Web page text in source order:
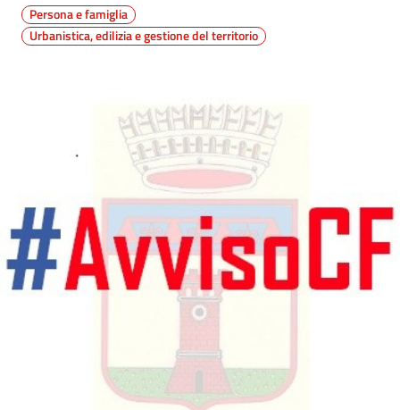
Persona e famiglia
Urbanistica, edilizia e gestione del territorio